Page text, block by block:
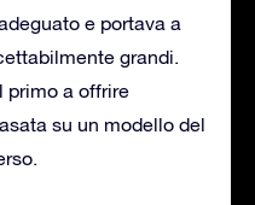
e portava a
grandi.
primo a offrire
su un modello del